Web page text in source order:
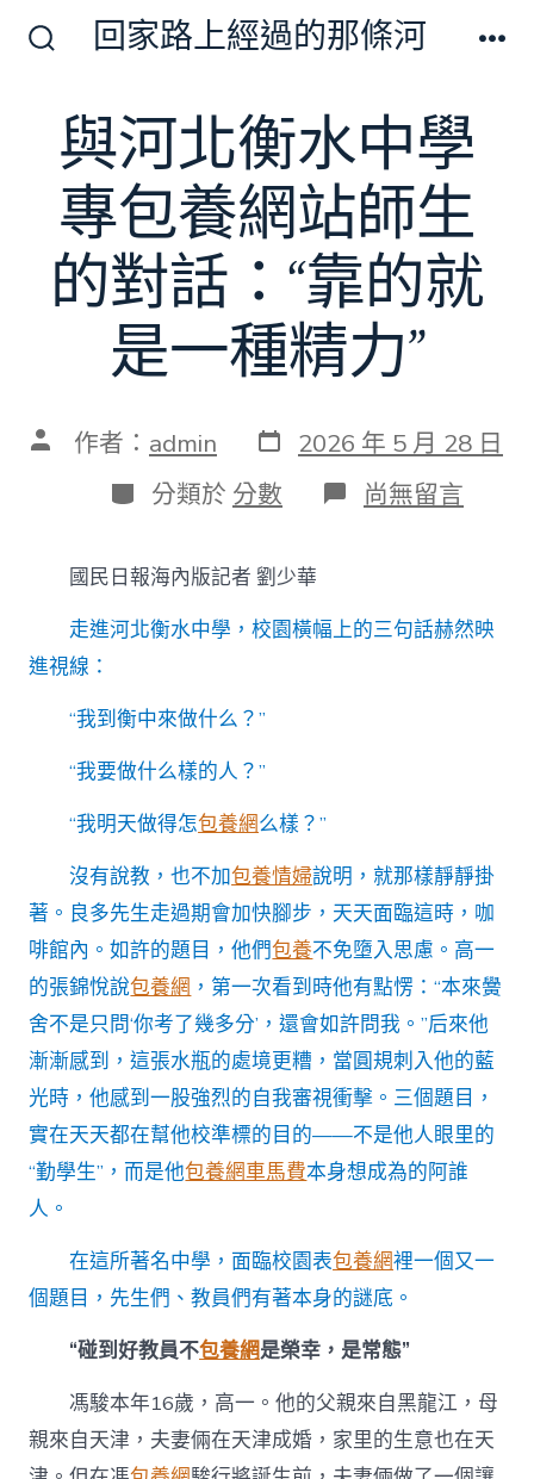
切
換
開
關
回家路上經過的那條河
與河北衡水中學
專包養網站師生
的對話：“靠的就
是一種精力”
文 作者： admin 發
表
日
期
2026 年 5 月 28 日
分
類
分類於 分數 在
〈與
水
中
對
話：
“靠
的
就
是
一
種
精
力”〉
中
尚無留言
國民日報海內版記者 劉少華
走進河北衡水中學，校園橫幅上的三句話赫然映
進視線：
“我到衡中來做什么？”
“我要做什么樣的人？”
“我明天做得怎包養網么樣？”
沒有說教，也不加包養情婦說明，就那樣靜靜掛
著。良多先生走過期會加快腳步，天天面臨這時，咖
啡館內。如許的題目，他們包養不免墮入思慮。高一
的張錦悅說包養網 ，第一次看到時他有點愣：“本來黌
舍不是只問‘你考了幾多分’，還會如許問我。”后來他
漸漸感到，這張水瓶的處境更糟，當圓規刺入他的藍
光時，他感到一股強烈的自我審視衝擊。三個題目，
實在天天都在幫他校準標的目的——不是他人眼里的
“勤學生”，而是他包養網車馬費本身想成為的阿誰
人。
在這所著名中學，面臨校園表包養網裡一個又一
個題目，先生們、教員們有著本身的謎底。
“碰到好教員不包養網是榮幸，是常態”
馮駿本年16歲，高一。他的父親來自黑龍江，母
親來自天津，夫妻倆在天津成婚，家里的生意也在天